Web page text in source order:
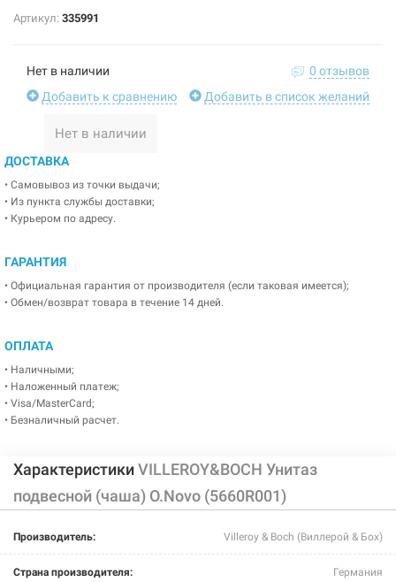
Артикул: 335991
Нет в наличии
0 отзывов
Добавить к сравнению
Добавить в список желаний
Нет в наличии
ДОСТАВКА
• Самовывоз из точки выдачи;
• Из пункта службы доставки;
• Курьером по адресу.
ГАРАНТИЯ
• Официальная гарантия от производителя (если таковая имеется);
• Обмен/возврат товара в течение 14 дней.
ОПЛАТА
• Наличными;
• Наложенный платеж;
• Visa/MasterCard;
• Безналичный расчет.
ХарактеристикиVILLEROY&BOCH Унитаз
подвесной (чаша) O.Novo (5660R001)
Производитель: Villeroy & Boch (Виллерой & Бох)
Страна производителя: Германия